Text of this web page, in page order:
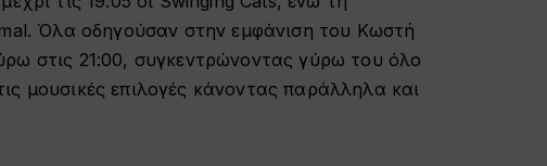
Όλα οδηγούσαν στην εμφάνιση του Κωστή
στις 21:00, συγκεντρώνοντας γύρω του όλο
μουσικές επιλογές κάνοντας παράλληλα και